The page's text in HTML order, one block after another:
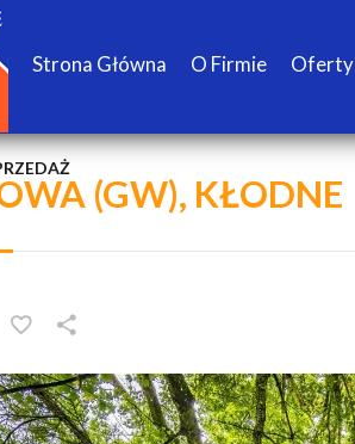
Strona Główna O Firmie Oferty
(GW), KŁODNE